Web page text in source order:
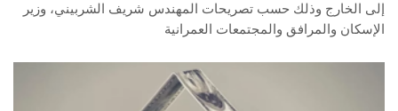
إلى الخارج وذلك حسب تصريحات المهندس شريف الشربيني، وزير
الإسكان والمرافق والمجتمعات العمرانية